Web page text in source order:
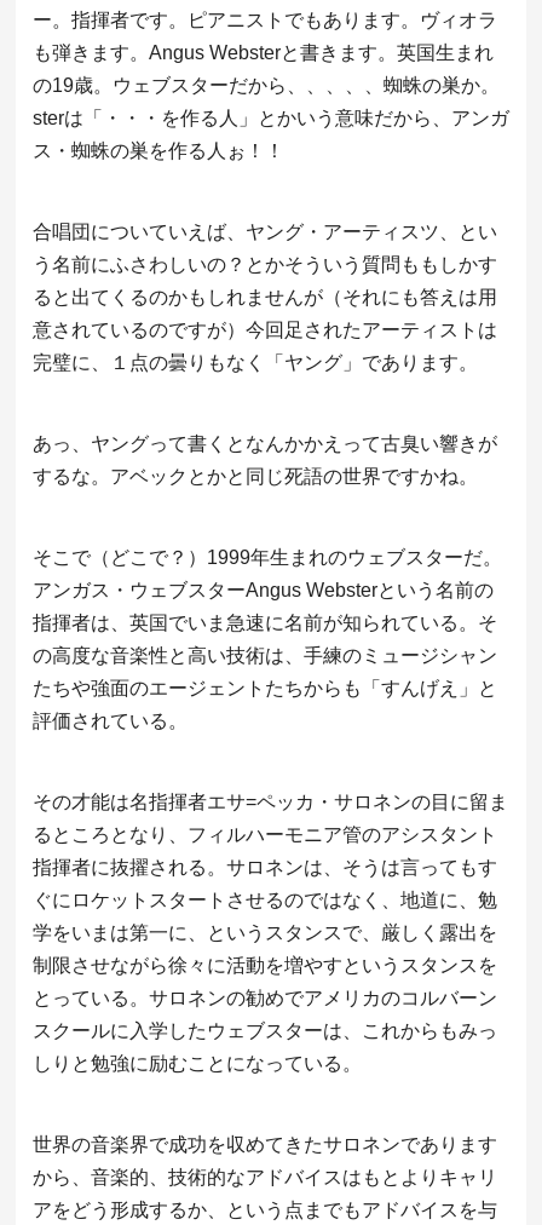
ー。指揮者です。ピアニストでもあります。ヴィオラ
も弾きます。Angus Websterと書きます。英国生まれ
の19歳。ウェブスターだから、、、、、蜘蛛の巣か。
sterは「・・・を作る人」とかいう意味だから、アンガ
ス・蜘蛛の巣を作る人ぉ！！
合唱団についていえば、ヤング・アーティスツ、とい
う名前にふさわしいの？とかそういう質問ももしかす
ると出てくるのかもしれませんが（それにも答えは用
意されているのですが）今回足されたアーティストは
完璧に、１点の曇りもなく「ヤング」であります。
あっ、ヤングって書くとなんかかえって古臭い響きが
するな。アベックとかと同じ死語の世界ですかね。
そこで（どこで？）1999年生まれのウェブスターだ。
アンガス・ウェブスターAngus Websterという名前の
指揮者は、英国でいま急速に名前が知られている。そ
の高度な音楽性と高い技術は、手練のミュージシャン
たちや強面のエージェントたちからも「すんげえ」と
評価されている。
その才能は名指揮者エサ=ペッカ・サロネンの目に留ま
るところとなり、フィルハーモニア管のアシスタント
指揮者に抜擢される。サロネンは、そうは言ってもす
ぐにロケットスタートさせるのではなく、地道に、勉
学をいまは第一に、というスタンスで、厳しく露出を
制限させながら徐々に活動を増やすというスタンスを
とっている。サロネンの勧めでアメリカのコルバーン
スクールに入学したウェブスターは、これからもみっ
しりと勉強に励むことになっている。
世界の音楽界で成功を収めてきたサロネンであります
から、音楽的、技術的なアドバイスはもとよりキャリ
アをどう形成するか、という点までもアドバイスを与